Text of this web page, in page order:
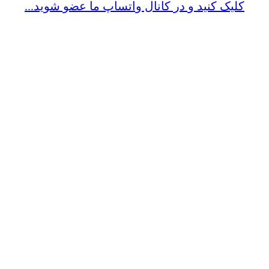
کلیک کنید و در کانال واتساپ ما عضو شوید...